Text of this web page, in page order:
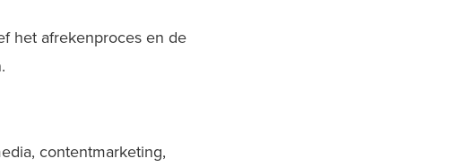
het afrekenproces en de
contentmarketing,